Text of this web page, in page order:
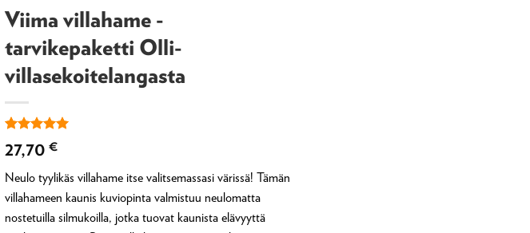
Viima villahame -
tarvikepaketti Olli-
villasekoitelangasta
Arvio5
5:stä
1
asiakkaan
arvotukseen.
27,70 €
Neulo tyylikäs villahame itse valitsemassasi värissä! Tämän
villahameen kaunis kuviopinta valmistuu neulomatta
nostetuilla silmukoilla, jotka tuovat kaunista elävyyttä